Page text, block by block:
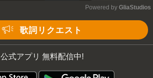
Powered by GliaStudios
歌詞リクエスト
公式アプリ 無料配信中!